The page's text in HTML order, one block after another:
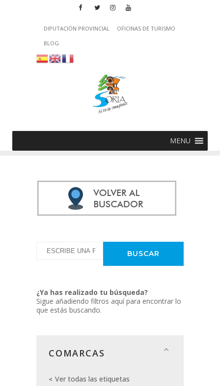
DIPUTACIÓN PROVINCIAL
OFICINAS DE TURISMO
BLOG
MENU
¿Ya has realizado tu búsqueda?
Sigue añadiendo filtros aquí para encontrar lo
que estás buscando.
COMARCAS
Ver todas las etiquetas